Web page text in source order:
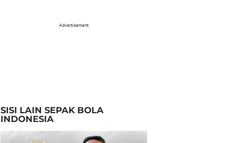
Advertisement
SISI LAIN SEPAK BOLA
INDONESIA